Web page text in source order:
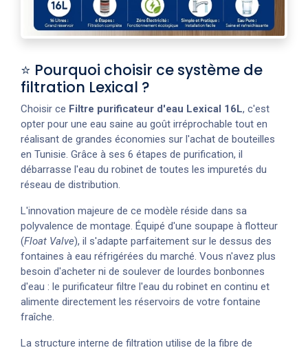
⭐ Pourquoi choisir ce système de
filtration Lexical ?
Choisir ce Filtre purificateur d'eau Lexical 16L, c'est
opter pour une eau saine au goût irréprochable tout en
réalisant de grandes économies sur l'achat de bouteilles
en Tunisie. Grâce à ses 6 étapes de purification, il
débarrasse l'eau du robinet de toutes les impuretés du
réseau de distribution.
L'innovation majeure de ce modèle réside dans sa
polyvalence de montage. Équipé d'une soupape à flotteur
(Float Valve), il s'adapte parfaitement sur le dessus des
fontaines à eau réfrigérées du marché. Vous n'avez plus
besoin d'acheter ni de soulever de lourdes bonbonnes
d'eau : le purificateur filtre l'eau du robinet en continu et
alimente directement les réservoirs de votre fontaine
fraîche.
La structure interne de filtration utilise de la fibre de